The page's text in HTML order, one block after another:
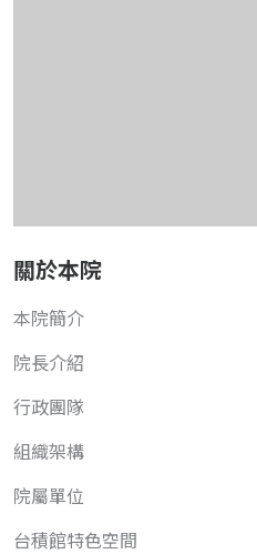
關於本院
本院簡介
院長介紹
行政團隊
組織架構
院屬單位
台積館特色空間